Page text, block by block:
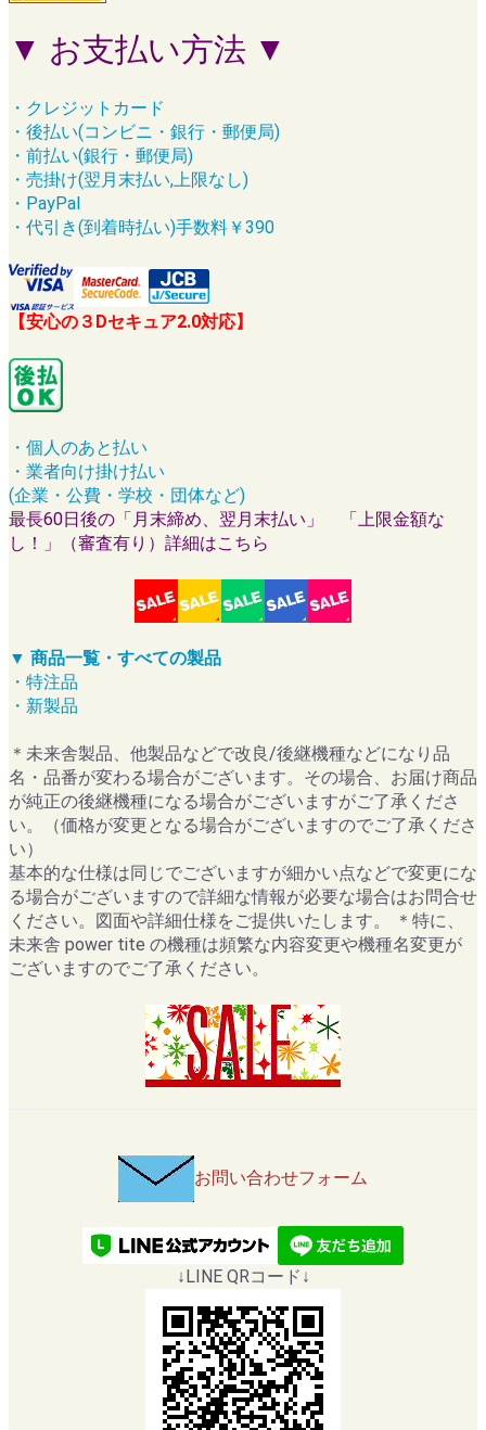
▼ お支払い方法 ▼
・クレジットカード
・後払い(コンビニ・銀行・郵便局)
・前払い(銀行・郵便局)
・売掛け(翌月末払い,上限なし)
・PayPal
・代引き(到着時払い)手数料￥390
【安心の３Dセキュア2.0対応】
・個人のあと払い
・業者向け掛け払い
(企業・公費・学校・団体など)
最長60日後の「月末締め、翌月末払い」 「上限金額な
し！」（審査有り）詳細はこちら
▼ 商品一覧・すべての製品
・特注品
・新製品
＊未来舎製品、他製品などで改良/後継機種などになり品
名・品番が変わる場合がございます。その場合、お届け商品
が純正の後継機種になる場合がございますがご了承くださ
い。（価格が変更となる場合がございますのでご了承くださ
い）
基本的な仕様は同じでございますが細かい点などで変更にな
る場合がございますので詳細な情報が必要な場合はお問合せ
ください。図面や詳細仕様をご提供いたします。 ＊特に、
未来舎 power tite の機種は頻繁な内容変更や機種名変更が
ございますのでご了承ください。
お問い合わせフォーム
↓LINE QRコード↓